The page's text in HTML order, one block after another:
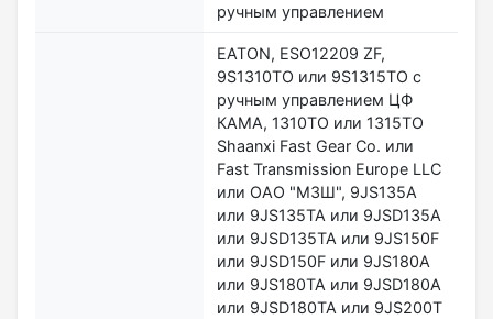
ручным управлением
EATON, ESO12209 ZF,
9S1310TО или 9S1315TО с
ручным управлением ЦФ
КАМА, 1310TО или 1315ТО
Shaanxi Fast Gear Co. или
Fast Transmission Europe LLC
или ОАО "МЗШ", 9JS135А
или 9JS135ТА или 9JSD135А
или 9JSD135ТА или 9JS150F
или 9JSD150F или 9JS180А
или 9JS180ТА или 9JSD180А
или 9JSD180ТА или 9JS200T